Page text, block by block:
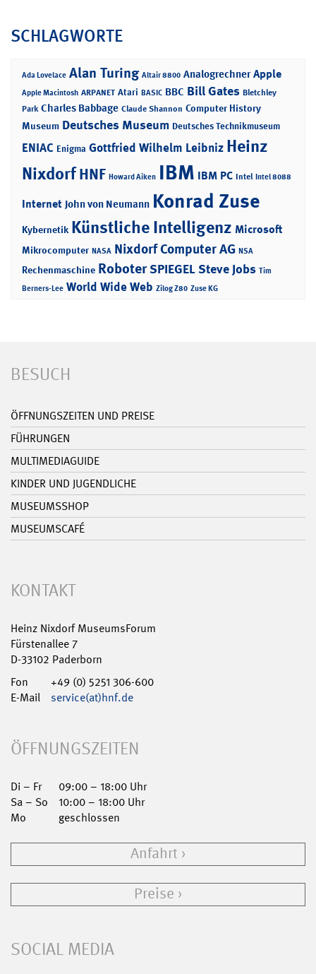
SCHLAGWORTE
Ada Lovelace Alan Turing Altair 8800 Analogrechner Apple
Apple Macintosh ARPANET Atari BASIC BBC Bill Gates Bletchley
Park Charles Babbage Claude Shannon Computer History
Museum Deutsches Museum Deutsches Technikmuseum
ENIAC Enigma Gottfried Wilhelm Leibniz Heinz
NixdorfHNF Howard Aiken IBM IBM PC Intel Intel 8088
Internet John von Neumann Konrad Zuse
Kybernetik Künstliche Intelligenz Microsoft
Mikrocomputer NASA Nixdorf Computer AG NSA
Rechenmaschine RoboterSPIEGELSteve Jobs Tim
Berners-Lee World Wide Web Zilog Z80 Zuse KG
BESUCH
ÖFFNUNGSZEITEN UND PREISE
FÜHRUNGEN
MULTIMEDIAGUIDE
KINDER UND JUGENDLICHE
MUSEUMSSHOP
MUSEUMSCAFÉ
KONTAKT
Heinz Nixdorf MuseumsForum
Fürstenallee 7
D-33102 Paderborn
Fon
+49 (0) 5251 306-600
E-Mail
service(at)hnf.de
ÖFFNUNGSZEITEN
Di – Fr
09:00 – 18:00 Uhr
Sa – So
10:00 – 18:00 Uhr
Mo
geschlossen
Anfahrt
Preise
SOCIAL MEDIA